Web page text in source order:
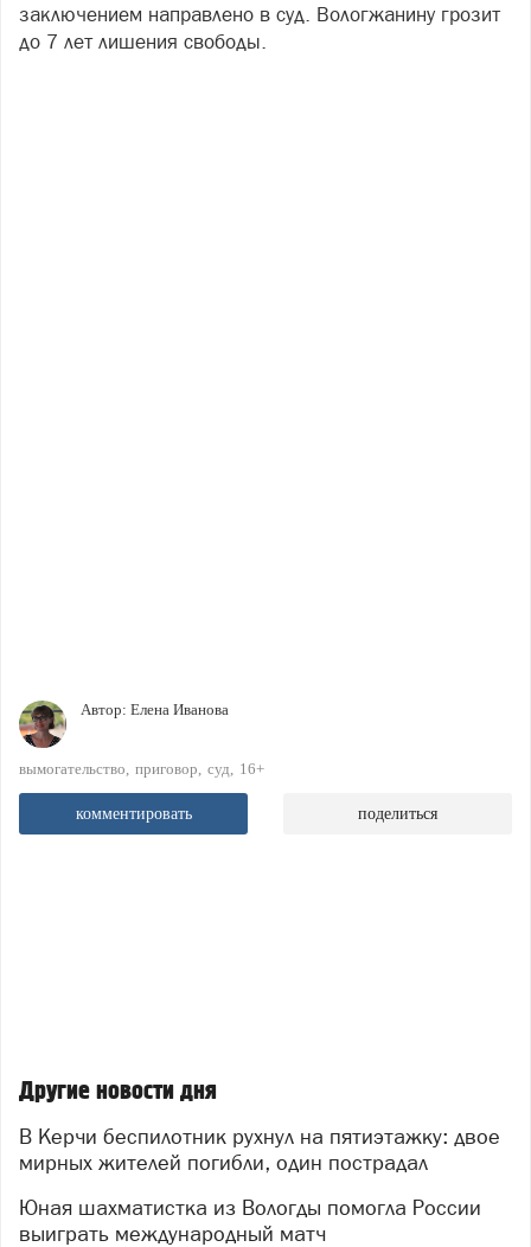
заключением направлено в суд. Вологжанину грозит
до 7 лет лишения свободы.
Автор: Елена Иванова
вымогательство приговор суд 16+
комментировать поделиться
Другие новости дня
В Керчи беспилотник рухнул на пятиэтажку: двое
мирных жителей погибли, один пострадал
Юная шахматистка из Вологды помогла России
выиграть международный матч